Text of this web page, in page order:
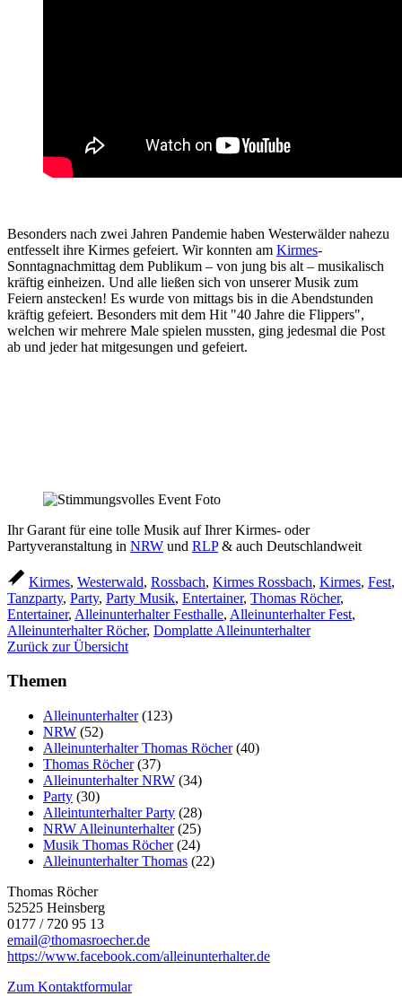
Besonders nach zwei Jahren Pandemie haben Westerwälder nahezu
entfesselt ihre Kirmes gefeiert. Wir konnten am Kirmes-
Sonntagnachmittag dem Publikum – von jung bis alt – musikalisch
kräftig einheizen. Und alle ließen sich von unserer Musik zum
Feiern anstecken! Es wurde von mittags bis in die Abendstunden
kräftig gefeiert. Besonders mit dem Hit "40 Jahre die Flippers",
welchen wir mehrere Male spielen mussten, ging jedesmal die Post
ab und jeder hat mitgesungen und gefeiert.
Ihr Garant für eine tolle Musik auf Ihrer Kirmes- oder
Partyveranstaltung in NRW und RLP& auch Deutschlandweit
Kirmes, Westerwald, Rossbach, Kirmes Rossbach, Kirmes, Fest,
Tanzparty, Party, Party Musik, Entertainer, Thomas Röcher,
Entertainer, Alleinunterhalter Festhalle, Alleinunterhalter Fest,
Alleinunterhalter Röcher, Domplatte Alleinunterhalter
Zurück zur Übersicht
Themen
Alleinunterhalter(123)
NRW (52)
Alleinunterhalter Thomas Röcher(40)
Thomas Röcher(37)
Alleinunterhalter NRW (34)
Party (30)
Alleintunterhalter Party (28)
NRW Alleinunterhalter(25)
Musik Thomas Röcher(24)
Alleinunterhalter Thomas (22)
Thomas Röcher
52525 Heinsberg
0177 / 720 95 13
email@thomasroecher.de
https://www.facebook.com/alleinunterhalter.de
Zum Kontaktformular